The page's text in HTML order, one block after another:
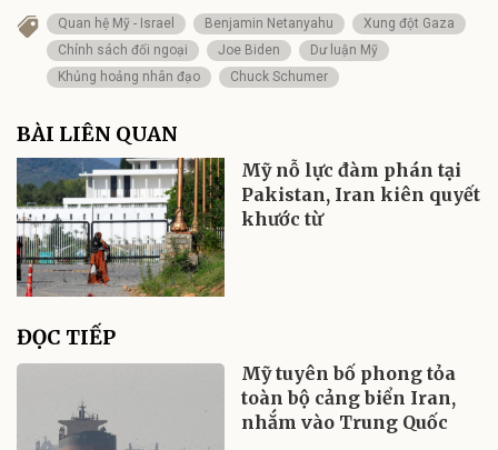
Quan hệ Mỹ - Israel Benjamin Netanyahu
Xung đột Gaza
Chính sách đối ngoại
Joe Biden
Dư luận Mỹ
Khủng hoảng nhân đạo
Chuck Schumer
BÀI LIÊN QUAN
Mỹ nỗ lực đàm phán tại
Pakistan, Iran kiên quyết
khước từ
ĐỌC TIẾP
Mỹ tuyên bố phong tỏa
toàn bộ cảng biển Iran,
nhắm vào Trung Quốc